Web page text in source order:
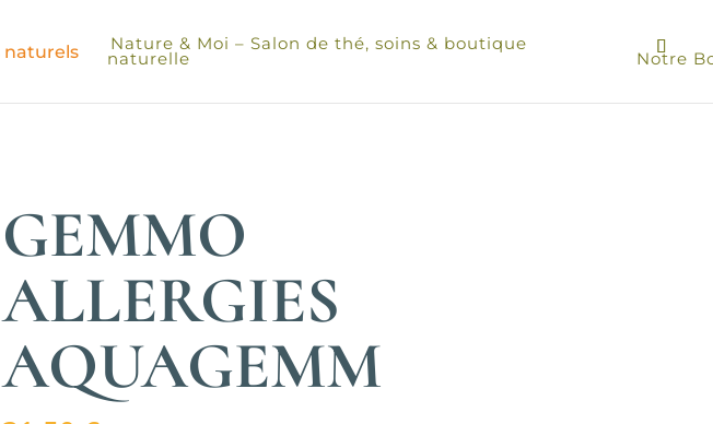
Nature & Moi – Salon de thé, soins & boutique
naturelle Notre
GEMMO
ALLERGIES
AQUAGEMM